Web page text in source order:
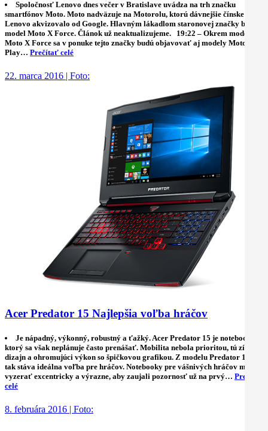
Spoločnosť Lenovo dnes večer v Bratislave uvádza na trh značku
smartfónov Moto. Moto nadväzuje na Motorolu, ktorú dávnejšie čínske
Lenovo akvizovalo od Google. Hlavným lákadlom staronovej značky bude
model Moto X Force. Článok už neaktualizujeme. 19:22 – Okrem modelu
Moto X Force sa v ponuke tejto značky budú objavovať aj modely Moto X
Play… Prečítať celé
22. marca 2016 | Foto:
Acer Predator 15 Najlepšia voľba hráčov
Je nápadný, výkonný, robustný a ťažký. Acer Predator 15 je notebook,
ktorý sa však neplánuje často prenášať. Mobilita nebola prioritou, tú získal
dizajn a ohromujúci výkon so špičkovou grafikou. Z modelu Predator 15 sa
tak stáva ideálna voľba pre hráčov. Notebooky pre vášnivých hráčov musia
vyzerať excentricky a výrazne, aby zaujali pozornosť už na prvý… Prečítať
celé
8. februára 2016 | Foto: